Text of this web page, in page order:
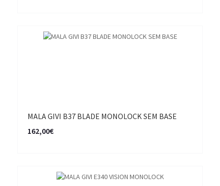
MALA GIVI B37 BLADE MONOLOCK SEM BASE
162,00€